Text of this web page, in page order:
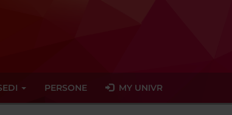
PERSONE MY UNIVR